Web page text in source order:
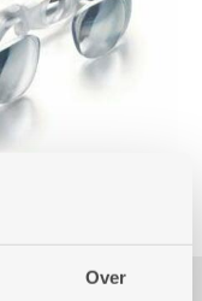
Over